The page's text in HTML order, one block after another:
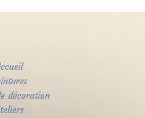
décoration